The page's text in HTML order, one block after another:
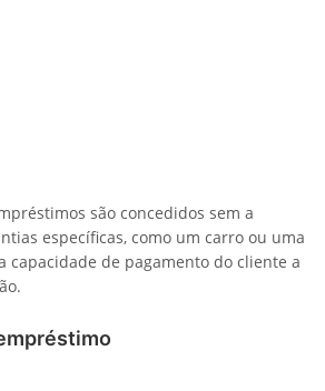
são concedidos sem a
específicas, como um carro ou uma
capacidade de pagamento do cliente a